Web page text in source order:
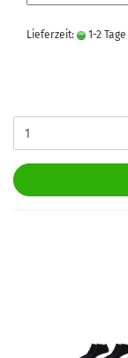
Lieferzeit: 1-2 Tage